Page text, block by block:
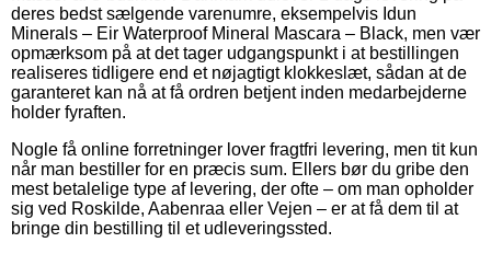
deres bedst sælgende varenumre, eksempelvis Idun
Minerals – Eir Waterproof Mineral Mascara – Black, men vær
opmærksom på at det tager udgangspunkt i at bestillingen
realiseres tidligere end et nøjagtigt klokkeslæt, sådan at de
garanteret kan nå at få ordren betjent inden medarbejderne
holder fyraften.
Nogle få online forretninger lover fragtfri levering, men tit kun
når man bestiller for en præcis sum. Ellers bør du gribe den
mest betalelige type af levering, der ofte – om man opholder
sig ved Roskilde, Aabenraa eller Vejen – er at få dem til at
bringe din bestilling til et udleveringssted.